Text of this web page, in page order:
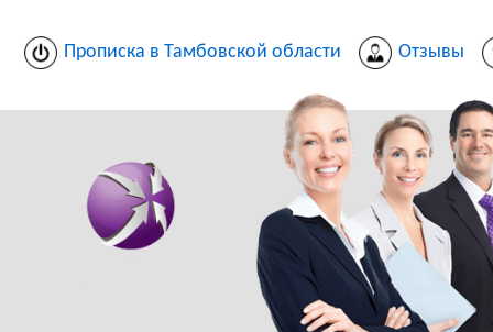
Прописка в Тамбовской области Отзывы